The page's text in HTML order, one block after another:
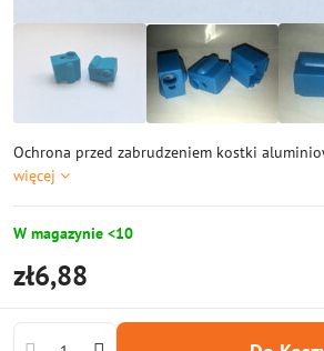
Ochrona przed zabrudzeniem kostki
więcej
W magazynie <10
zł6,88